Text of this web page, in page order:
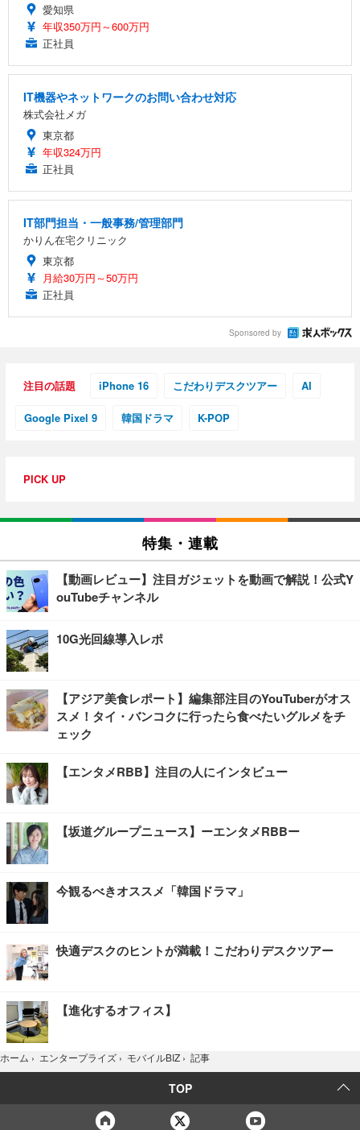
愛知県
年収350万円～600万円
正社員
IT機器やネットワークのお問い合わせ対応
株式会社メガ
東京都
年収324万円
正社員
IT部門担当・一般事務/管理部門
かりん在宅クリニック
東京都
月給30万円～50万円
正社員
Sponsored by
注目の話題 iPhone 16 こだわりデスクツアー AI
Google Pixel 9 韓国ドラマ K-POP
PICK UP
特集・連載
【動画レビュー】注目ガジェットを動画で解説！公式Y
ouTubeチャンネル
10G光回線導入レポ
【アジア美食レポート】編集部注目のYouTuberがオス
スメ！タイ・バンコクに行ったら食べたいグルメをチ
ェック
【エンタメRBB】注目の人にインタビュー
【坂道グループニュース】ーエンタメRBBー
今観るべきオススメ「韓国ドラマ」
快適デスクのヒントが満載！こだわりデスクツアー
【進化するオフィス】
ホーム › エンタープライズ › モバイルBIZ › 記事
TOP